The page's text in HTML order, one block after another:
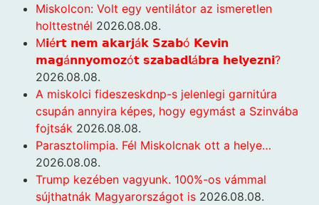
Miskolcon: Volt egy ventilátor az ismeretlen
holttestnél 2026.08.08.
M𝗶é𝗿𝘁 𝗻𝗲𝗺 𝗮𝗸𝗮𝗿𝗷á𝗸 𝗦𝘇𝗮𝗯ó 𝗞𝗲𝘃𝗶𝗻
𝗺𝗮𝗴á𝗻𝗻𝘆𝗼𝗺𝗼𝘇ó𝘁 𝘀𝘇𝗮𝗯𝗮𝗱𝗹á𝗯𝗿𝗮 𝗵𝗲𝗹𝘆𝗲𝘇𝗻𝗶?
2026.08.08.
A miskolci fideszeskdnp-s jelenlegi garnitúra
csupán annyira képes, hogy egymást a Szinvába
fojtsák 2026.08.08.
Parasztolimpia. Fél Miskolcnak ott a helye…
2026.08.08.
Trump kezében vagyunk. 100%-os vámmal
sújthatnák Magyarországot is 2026.08.08.